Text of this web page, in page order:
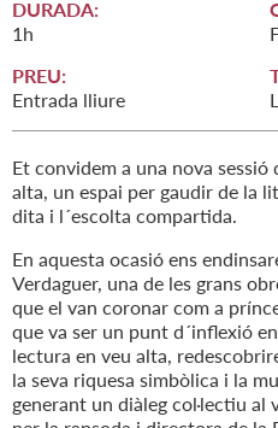
DURADA:
1h
PREU:
Entrada lliure
Et convidem a una nova
alta, un espai per gaudir de la
dita i l´escolta compartida.
En aquesta ocasió ens
Verdaguer, una de les grans
que el van coronar com a
que va ser un punt d´inflexió
lectura en veu alta,
la seva riquesa simbòlica i la
generant un diàleg col·lectiu